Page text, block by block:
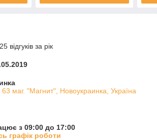
відгуків за рік
маг. "Магнит", Новоукраинка, Україна
з 09:00 до 17:00
графік роботи